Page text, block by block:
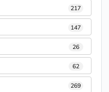
217
147
26
62
269